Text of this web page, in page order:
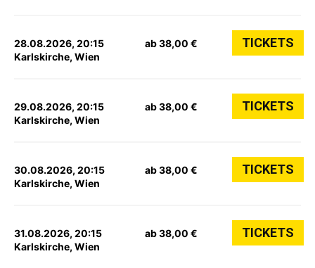
28.08.2026, 20:15
Karlskirche, Wien
ab 38,00 € TICKETS
29.08.2026, 20:15
Karlskirche, Wien
ab 38,00 € TICKETS
30.08.2026, 20:15
Karlskirche, Wien
ab 38,00 € TICKETS
31.08.2026, 20:15
Karlskirche, Wien
ab 38,00 € TICKETS